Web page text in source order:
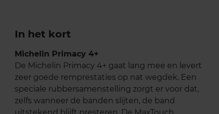
In het kort
Michelin Primacy 4+
De Michelin Primacy 4+ gaat lang mee en levert
zeer goede remprestaties op nat wegdek. Een
speciale rubbersamenstelling zorgt er voor dat,
zelfs wanneer de banden slijten, de band